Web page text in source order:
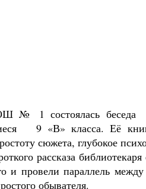
состоялась беседа
9 «В» класса. Её
сюжета, глубокое
рассказа
и провели параллель
обывателя.